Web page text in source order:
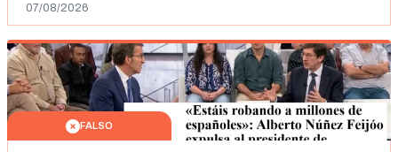
07/08/2026
FALSO